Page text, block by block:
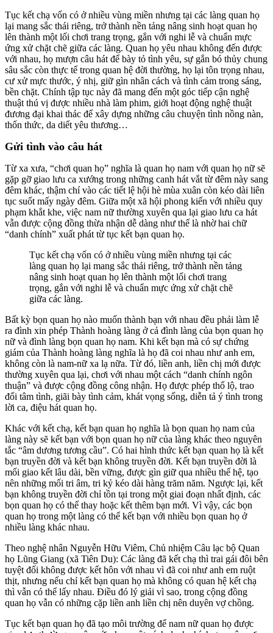
Tục kết chạ vốn có ở nhiều vùng miền nhưng tại các làng quan họ
lại mang sắc thái riêng, trở thành nền tảng nâng sinh hoạt quan họ
lên thành một lối chơi trang trọng, gắn với nghi lễ và chuẩn mực
ứng xử chặt chẽ giữa các làng. Quan họ yêu nhau không đến được
với nhau, họ mượn câu hát để bày tỏ tình yêu, sự gắn bó thủy chung
sâu sắc còn thực tế trong quan hệ đời thường, họ lại tôn trọng nhau,
cư xử mực thước, ý nhị, giữ gìn nhân cách và tình cảm trong sáng,
bền chặt. Chính tập tục này đã mang đến một góc tiếp cận nghệ
thuật thú vị được nhiều nhà làm phim, giới hoạt động nghệ thuật
đương đại khai thác để xây dựng những câu chuyện tình nồng nàn,
thổn thức, da diết yêu thương…
Gửi tình vào câu hát
Từ xa xưa, “chơi quan họ” nghĩa là quan họ nam với quan họ nữ sẽ
gặp gỡ giao lưu ca xướng trong những canh hát vắt từ đêm này sang
đêm khác, thậm chí vào các tiết lệ hội hè mùa xuân còn kéo dài liên
tục suốt mấy ngày đêm. Giữa một xã hội phong kiến với nhiều quy
phạm khắt khe, việc nam nữ thường xuyên qua lại giao lưu ca hát
vẫn được cộng đồng thừa nhận dễ dàng như thế là nhờ hai chữ
“danh chính” xuất phát từ tục kết bạn quan họ.
Tục kết chạ vốn có ở nhiều vùng miền nhưng tại các
làng quan họ lại mang sắc thái riêng, trở thành nền tảng
nâng sinh hoạt quan họ lên thành một lối chơi trang
trọng, gắn với nghi lễ và chuẩn mực ứng xử chặt chẽ
giữa các làng.
Bất kỳ bọn quan họ nào muốn thành bạn với nhau đều phải làm lễ
ra đình xin phép Thành hoàng làng ở cả đình làng của bọn quan họ
nữ và đình làng bọn quan họ nam. Khi kết bạn mà có sự chứng
giám của Thành hoàng làng nghĩa là họ đã coi nhau như anh em,
không còn là nam-nữ xa lạ nữa. Từ đó, liền anh, liền chị mới được
thường xuyên qua lại, chơi với nhau một cách “danh chính ngôn
thuận” và được cộng đồng công nhận. Họ được phép thổ lộ, trao
đổi tâm tình, giãi bày tình cảm, khát vọng sống, diễn tả ý tình trong
lời ca, điệu hát quan họ.
Khác với kết chạ, kết bạn quan họ nghĩa là bọn quan họ nam của
làng này sẽ kết bạn với bọn quan họ nữ của làng khác theo nguyên
tắc “âm dương tương cầu”. Có hai hình thức kết bạn quan họ là kết
bạn truyền đời và kết bạn không truyền đời. Kết bạn truyền đời là
mối giao kết lâu dài, bền vững, được gìn giữ qua nhiều thế hệ, tạo
nên những mối tri âm, tri kỷ kéo dài hàng trăm năm. Ngược lại, kết
bạn không truyền đời chỉ tồn tại trong một giai đoạn nhất định, các
bọn quan họ có thể thay hoặc kết thêm bạn mới. Vì vậy, các bọn
quan họ trong một làng có thể kết bạn với nhiều bọn quan họ ở
nhiều làng khác nhau.
Theo nghệ nhân Nguyễn Hữu Viêm, Chủ nhiệm Câu lạc bộ Quan
họ Lũng Giang (xã Tiên Du): Các làng đã kết chạ thì trai gái đôi bên
tuyệt đối không được kết hôn với nhau vì đã coi như anh em ruột
thịt, nhưng nếu chỉ kết bạn quan họ mà không có quan hệ kết chạ
thì vẫn có thể lấy nhau. Điều đó lý giải vì sao, trong cộng đồng
quan họ vẫn có những cặp liền anh liền chị nên duyên vợ chồng.
Tục kết bạn quan họ đã tạo môi trường để nam nữ quan họ được